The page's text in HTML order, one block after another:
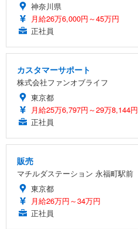
神奈川県
月給26万6,000円～45万円
正社員
カスタマーサポート
株式会社ファンオブライフ
東京都
月給25万6,797円～29万8,144円
正社員
販売
マチルダステーション 永福町駅前
東京都
月給26万円～34万円
正社員